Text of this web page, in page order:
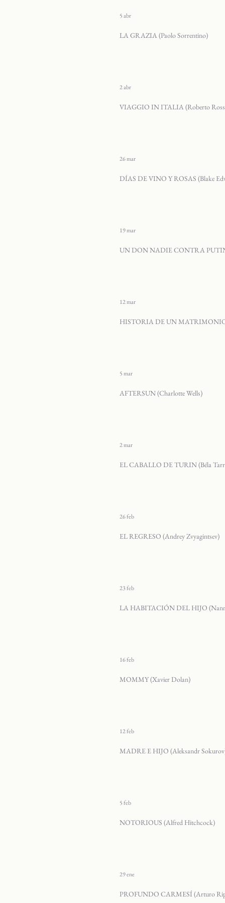
LA GRAZIA (Paolo Sorrentino)
5 abr
VIAGGIO IN ITALIA (Roberto
2 abr
DÍAS DE VINO Y ROSAS (Blake
26 mar
UN DON NADIE CONTRA PUTIN
19 mar
HISTORIA DE UN MATRIMONIO
12 mar
AFTERSUN (Charlotte Wells)
5 mar
EL CABALLO DE TURIN (Béla
2 mar
EL REGRESO (Andrey Zvyagintsev)
26 feb
LA HABITACIÓN DEL HIJO
23 feb
MOMMY (Xavier Dolan)
16 feb
MADRE E HIJO (Aleksandr
12 feb
NOTORIOUS (Alfred Hitchcock)
5 feb
PROFUNDO CARMESÍ (Arturo
29 ene